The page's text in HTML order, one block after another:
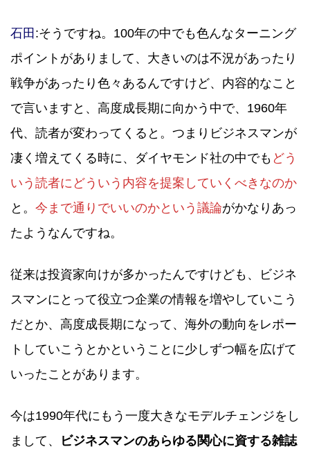
石田 :そうですね。100年の中でも色んなターニング
ポイントがありまして、大きいのは不況があったり
戦争があったり色々あるんですけど、内容的なこと
で言いますと、高度成長期に向かう中で、1960年
代、読者が変わってくると。つまりビジネスマンが
凄く増えてくる時に、ダイヤモンド社の中でも どう
いう読者にどういう内容を提案していくべきなのか
と。 今まで通りでいいのかという議論がかなりあっ
たようなんですね。
従来は投資家向けが多かったんですけども、ビジネ
スマンにとって役立つ企業の情報を増やしていこう
だとか、高度成長期になって、海外の動向をレポー
トしていこうとかということに少しずつ幅を広げて
いったことがあります。
今は1990年代にもう一度大きなモデルチェンジをし
まして、
ビジネスマンのあらゆる関心に資する雑誌